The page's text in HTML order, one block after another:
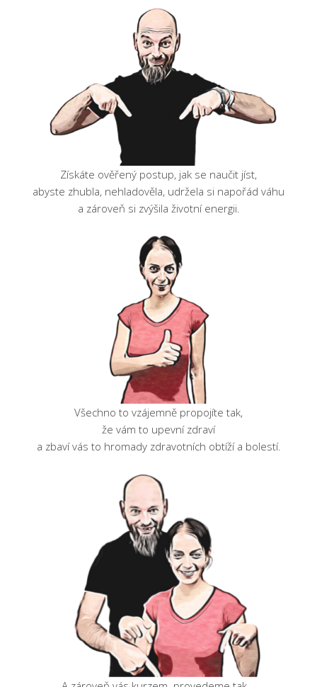
Získáte ověřený postup, jak se naučit jíst,
abyste zhubla, nehladověla, udržela si napořád váhu
a zároveň si zvýšila životní energii.
Všechno to vzájemně propojíte tak,
že vám to upevní zdraví
a zbaví vás to hromady zdravotních obtíží a bolestí.